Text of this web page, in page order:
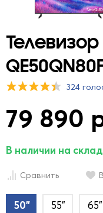
324
79 890
В наличии на
Сравнить
50" 55" 65"